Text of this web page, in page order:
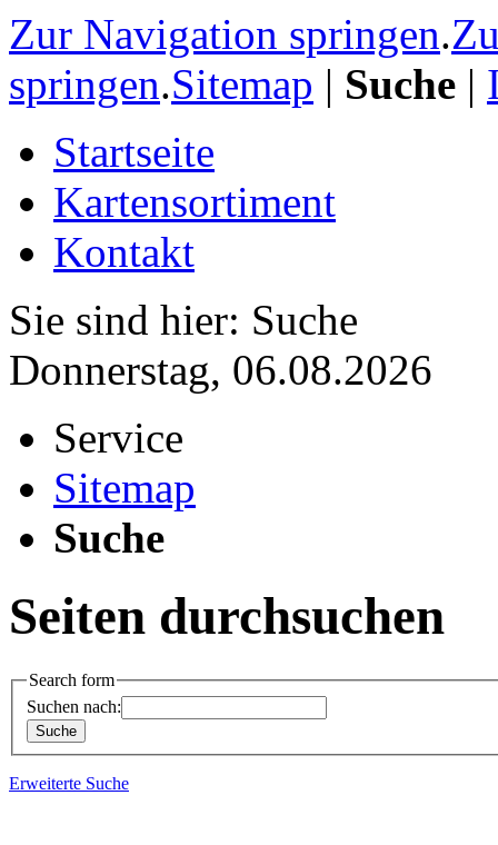
Zur Navigation springen.
springen.Sitemap | Suche |
Startseite
Kartensortiment
Kontakt
Sie sind hier: Suche
Donnerstag, 06.08.2026
Service
Sitemap
Suche
Seiten durchsuchen
Search form
Suchen nach:
Erweiterte Suche